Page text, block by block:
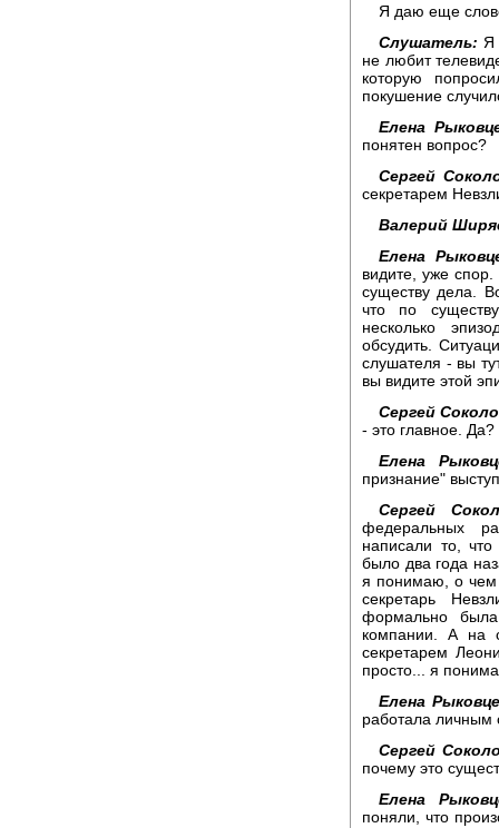
Я даю еще
Слушатель: Я
не любит
которую
покушение
Елена
понятен вопрос?
Сергей
секретарем
Валерий
Елена
видите, уже спор.
существу дела.
что по
несколько
обсудить.
слушателя - вы
вы видите этой
Сергей
- это главное. Да?
Елена
признание"
Сергей
федеральных
написали то,
было два года
я понимаю, о чем
секретарь
формально
компании. А на
секретарем
просто... я
Елена
работала личным
Сергей
почему это
Елена
поняли, что